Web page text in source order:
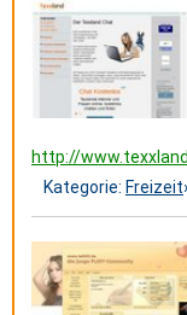
http://
Kategorie: Freizeit